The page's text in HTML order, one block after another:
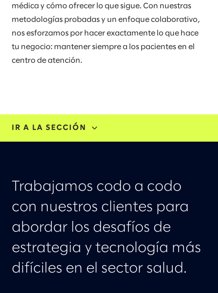
médica y cómo ofrecer lo que sigue. Con nuestras
metodologías probadas y un enfoque colaborativo,
nos esforzamos por hacer exactamente lo que hace
tu negocio: mantener siempre a los pacientes en el
centro de atención.
IR A LA SECCIÓN
HISTORIAS E IDEAS
EVENTOS
LÍDERES
PREMIOS & RECONOCIMIENTOS
Trabajamos codo a codo
con nuestros clientes para
abordar los desafíos de
estrategia y tecnología más
difíciles en el sector salud.